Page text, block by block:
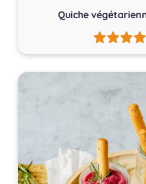
Quiche